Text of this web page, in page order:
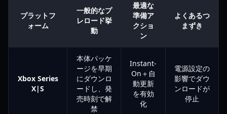
プラットフ
ォーム
一般的なプ
レロード挙
動
最適な
準備ア
クショ
ン
よくあるつ
まずき
Xbox Series
X|S
本体パッケ
ージを早期
にダウンロ
ードし、発
売時刻で解
禁
Instant-
On＋自
動更新
を有効
化
電源設定の
影響でダウ
ンロードが
停止